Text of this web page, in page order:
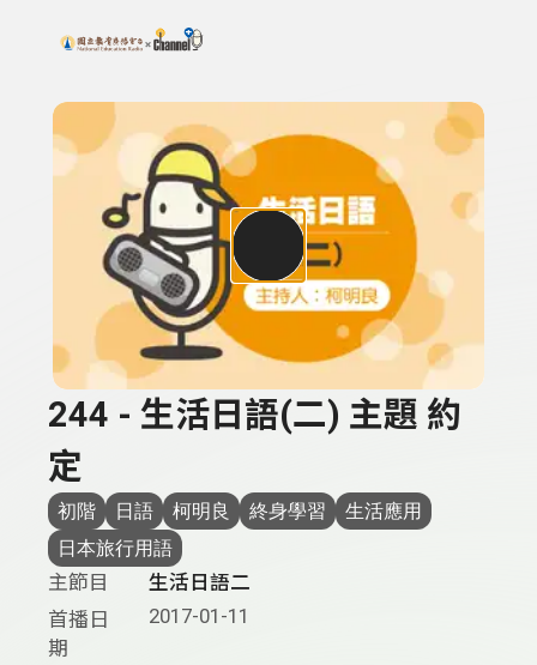
上方功能區塊
搜尋關鍵字：可輸入節目名稱、主持人或關鍵字
244 - 生活日語(二) 主題 約
定
初階 日語 柯明良 終身學習
生活應用
日本旅行用語
主節目
生活日語二
首播日
期
2017-01-11